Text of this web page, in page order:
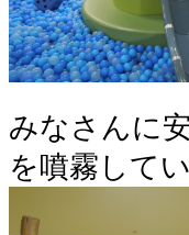
みなさんに
を噴霧してい